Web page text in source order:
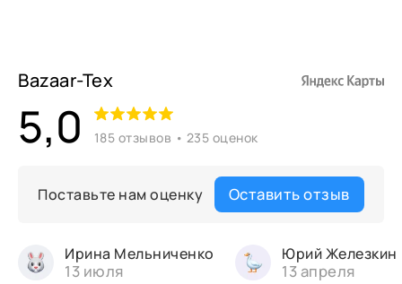
Bazaar-Tex
5,0 185 отзывов • 235 оценок
Поставьте нам оценку Оставить отзыв
Ирина Мельниченко
13 июля
Юрий Железкин
13 апреля